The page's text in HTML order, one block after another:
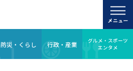
防災・くらし 行政・産業
グルメ・スポーツ
エンタメ